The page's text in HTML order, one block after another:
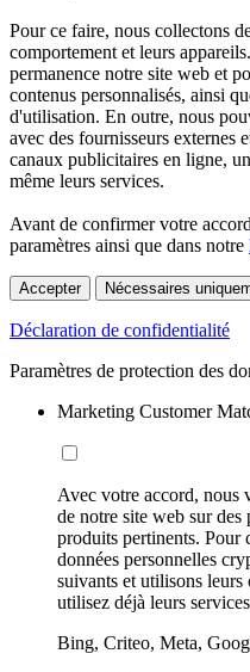
Pour ce faire, nous collectons
comportement et leurs
permanence notre site web et
contenus personnalisés, ainsi
d'utilisation. En outre, nous
avec des fournisseurs externes
canaux publicitaires en ligne,
même leurs services.
Avant de confirmer votre
paramètres ainsi que dans notre
Accepter Nécessaires
Déclaration de confidentialité
Paramètres de protection des
Marketing Customer
Avec votre accord, nous
de notre site web sur
produits pertinents. Pour
données personnelles
suivants et utilisons
utilisez déjà leurs
Bing, Criteo, Meta,